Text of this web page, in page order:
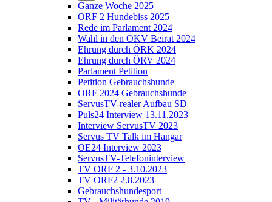
Ganze Woche 2025
ORF 2 Hundebiss 2025
Rede im Parlament 2024
Wahl in den ÖKV Beirat 2024
Ehrung durch ÖRK 2024
Ehrung durch ÖRV 2024
Parlament Petition
Petition Gebrauchshunde
ORF 2024 Gebrauchshunde
ServusTV-realer Aufbau SD
Puls24 Interview 13.11.2023
Interview ServusTV 2023
Servus TV Talk im Hangar
OE24 Interview 2023
ServusTV-Telefoninterview
TV ORF 2 - 3.10.2023
TV ORF2 2.8.2023
Gebrauchshundesport